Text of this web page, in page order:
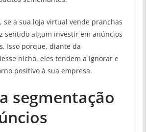
se a sua loja virtual vende pranchas
sentido algum investir em anúncios
Isso porque, diante da
nicho, eles tendem a ignorar e
positivo à sua empresa.
segmentação